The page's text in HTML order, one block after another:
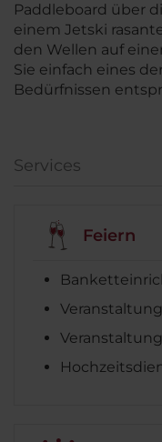
Paddleboard über
einem Jetski
den Wellen auf
Sie einfach eines
Bedürfnissen
Services
Feiern